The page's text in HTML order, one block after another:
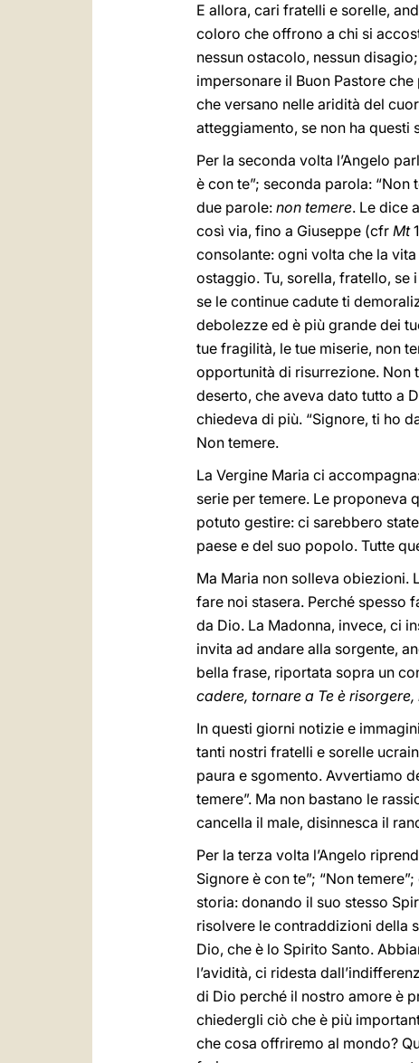
E allora, cari fratelli e sorelle,
coloro che offrono a chi si
nessun ostacolo, nessun
impersonare il Buon Pastore
che versano nelle aridità del
atteggiamento, se non ha questi
Per la seconda volta l’Angelo
è con te”; seconda parola:
due parole: non temere. Le dice
così via, fino a Giuseppe (cfr Mt
consolante: ogni volta che la
ostaggio. Tu, sorella, fratello, se
se le continue cadute ti
debolezze ed è più grande dei
tue fragilità, le tue miserie, non
opportunità di risurrezione. Non
deserto, che aveva dato tutto a
chiedeva di più. “Signore, ti ho
Non temere.
La Vergine Maria ci
serie per temere. Le proponeva
potuto gestire: ci sarebbero
paese e del suo popolo. Tutte
Ma Maria non solleva obiezioni.
fare noi stasera. Perché spesso
da Dio. La Madonna, invece, ci
invita ad andare alla sorgente,
bella frase, riportata sopra un
cadere, tornare a Te è risorgere,
In questi giorni notizie e
tanti nostri fratelli e sorelle
paura e sgomento. Avvertiamo
temere”. Ma non bastano le
cancella il male, disinnesca il
Per la terza volta l’Angelo
Signore è con te”; “Non
storia: donando il suo stesso
risolvere le contraddizioni della
Dio, che è lo Spirito Santo.
l’avidità, ci ridesta
di Dio perché il nostro amore è
chiedergli ciò che è più
che cosa offriremo al mondo?